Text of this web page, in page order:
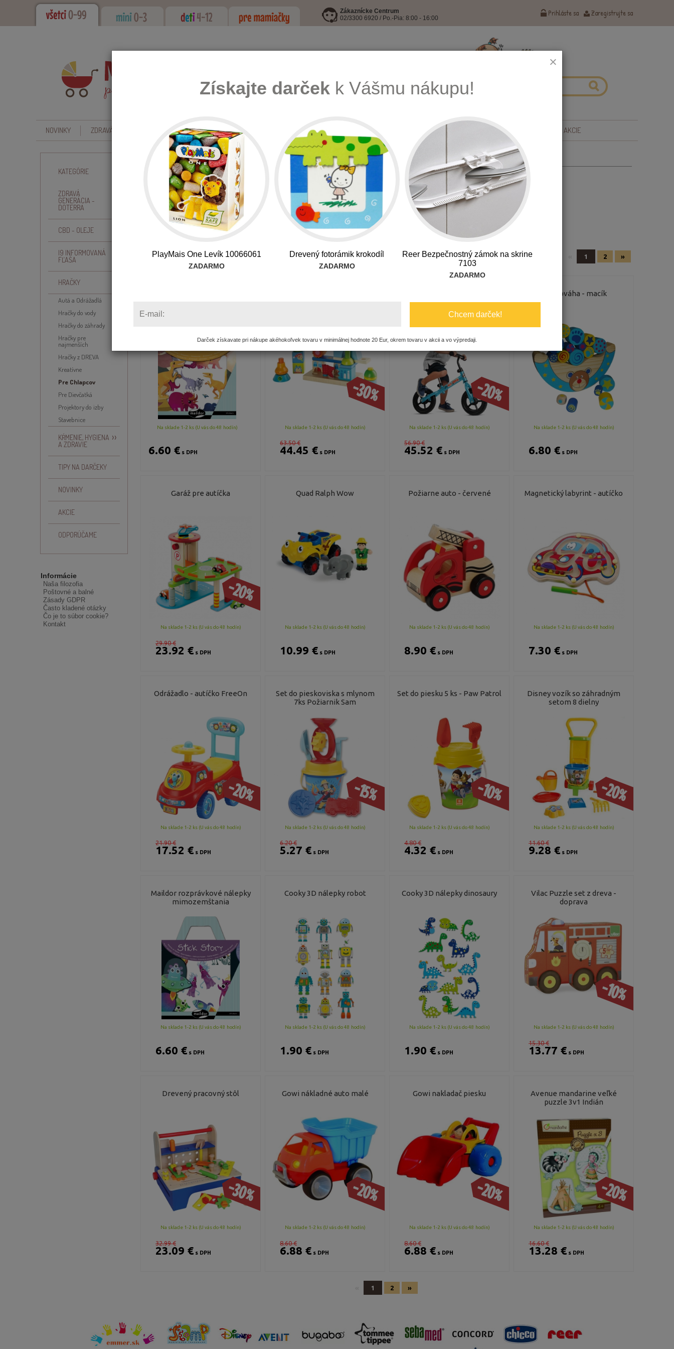
Zákaznícke Centrum
02/3300 6920 / Po.-Pia: 8:00 - 16:00
Prihláste sa Zaregistrujte sa
NOVINKY ZDRAVÁ GENERÁCIA - DOTERRA CBD - OLEJE I9 INFORMOVANÁ FĽAŠA KŔMENIE, HYGIENA A ZDRAVIE TIPY NA DARČEKY AKCIE
KATEGÓRIE
ZDRAVÁ
GENERÁCIA -
DOTERRA
CBD - OLEJE
I9 INFORMOVANÁ
FĽAŠA
HRAČKY
Autá a Odrážadlá
Hračky do vody
Hračky do záhrady
Hračky pre
najmenších
Hračky z DREVA
Kreatívne
Pre Chlapcov
Pre Dievčatká
Projektory do izby
Stavebnice
KŔMENIE, HYGIENA
A ZDRAVIE
TIPY NA DARČEKY
NOVINKY
AKCIE
ODPORÚČAME
Informácie
Naša filozofia
Poštovné a balné
Zásady GDPR
Často kladené otázky
Čo je to súbor cookie?
Kontakt
Hračky Pre Chlapcov
PRE CHLAPCOV
Zoradiť podľa: Pohlavie: Značka: 1 2 »
Na sklade 1-2 ks (U vás do 48 hodín)
6.60 € s DPH
-30%
Na sklade 1-2 ks (U vás do 48 hodín)
63.50 €
44.45 € s DPH
-20%
Na sklade 1-2 ks (U vás do 48 hodín)
56.90 €
45.52 € s DPH
Rovnováha - macík
Na sklade 1-2 ks (U vás do 48 hodín)
6.80 € s DPH
-20%
Garáž pre autíčka
Na sklade 1-2 ks (U vás do 48 hodín)
29.90 €
23.92 € s DPH
Quad Ralph Wow
Na sklade 1-2 ks (U vás do 48 hodín)
10.99 € s DPH
Požiarne auto - červené
Na sklade 1-2 ks (U vás do 48 hodín)
8.90 € s DPH
Magnetický labyrint - autíčko
Na sklade 1-2 ks (U vás do 48 hodín)
7.30 € s DPH
-20%
Odrážadlo - autíčko FreeOn
Na sklade 1-2 ks (U vás do 48 hodín)
21.90 €
17.52 € s DPH
-15%
Set do pieskoviska s mlynom
7ks Požiarnik Sam
Na sklade 1-2 ks (U vás do 48 hodín)
6.20 €
5.27 € s DPH
-10%
Set do piesku 5 ks - Paw Patrol
Na sklade 1-2 ks (U vás do 48 hodín)
4.80 €
4.32 € s DPH
-20%
Disney vozík so záhradným
setom 8 dielny
Na sklade 1-2 ks (U vás do 48 hodín)
11.60 €
9.28 € s DPH
Maildor rozprávkové nálepky
mimozemštania
Na sklade 1-2 ks (U vás do 48 hodín)
6.60 € s DPH
Cooky 3D nálepky robot
Na sklade 1-2 ks (U vás do 48 hodín)
1.90 € s DPH
Cooky 3D nálepky dinosaury
Na sklade 1-2 ks (U vás do 48 hodín)
1.90 € s DPH
-10%
Vilac Puzzle set z dreva -
doprava
Na sklade 1-2 ks (U vás do 48 hodín)
15.30 €
13.77 € s DPH
-30%
Drevený pracovný stôl
Na sklade 1-2 ks (U vás do 48 hodín)
32.99 €
23.09 € s DPH
-20%
Gowi nákladné auto malé
Na sklade 1-2 ks (U vás do 48 hodín)
8.60 €
6.88 € s DPH
-20%
Gowi nakladač piesku
Na sklade 1-2 ks (U vás do 48 hodín)
8.60 €
6.88 € s DPH
-20%
Avenue mandarine veľké
puzzle 3v1 Indián
Na sklade 1-2 ks (U vás do 48 hodín)
16.60 €
13.28 € s DPH
1 2 »
×
Získajte darček k Vášmu nákupu!
PlayMais One Levík 10066061
ZADARMO
Drevený fotorámik krokodíl
ZADARMO
Reer Bezpečnostný zámok na skrine
7103
ZADARMO
E-mail: Chcem darček!
Darček získavate pri nákupe akéhokoľvek tovaru v minimálnej hodnote 20 Eur, okrem tovaru v akcii a vo výpredaji.